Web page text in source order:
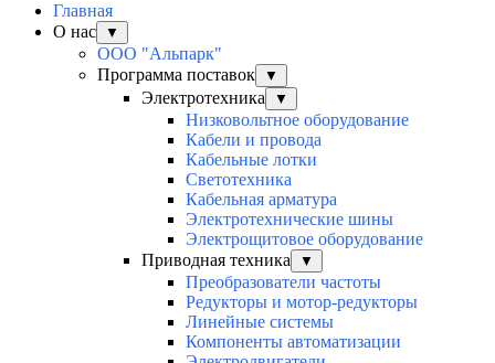
Главная
О нас
▼
ООО "Альпарк"
Программа поставок
▼
Электротехника ▼
Низковольтное оборудование
Кабели и провода
Кабельные лотки
Светотехника
Кабельная арматура
Электротехнические шины
Электрощитовое оборудование
Приводная техника
▼
Преобразователи частоты
Редукторы и мотор-редукторы
Линейные системы
Компоненты автоматизации